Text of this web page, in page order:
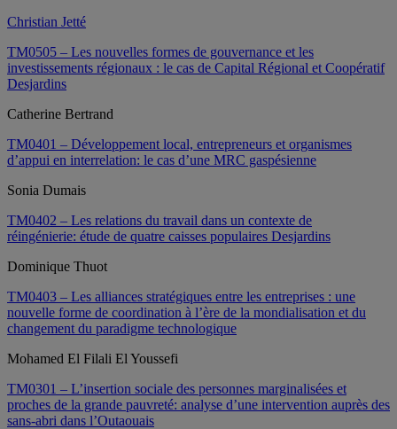
Christian Jetté
TM0505 – Les nouvelles formes de gouvernance et les
investissements régionaux : le cas de Capital Régional et Coopératif
Desjardins
Catherine Bertrand
TM0401 – Développement local, entrepreneurs et organismes
d’appui en interrelation: le cas d’une MRC gaspésienne
Sonia Dumais
TM0402 – Les relations du travail dans un contexte de
réingénierie: étude de quatre caisses populaires Desjardins
Dominique Thuot
TM0403 – Les alliances stratégiques entre les entreprises : une
nouvelle forme de coordination à l’ère de la mondialisation et du
changement du paradigme technologique
Mohamed El Filali El Youssefi
TM0301 – L’insertion sociale des personnes marginalisées et
proches de la grande pauvreté: analyse d’une intervention auprès des
sans-abri dans l’Outaouais